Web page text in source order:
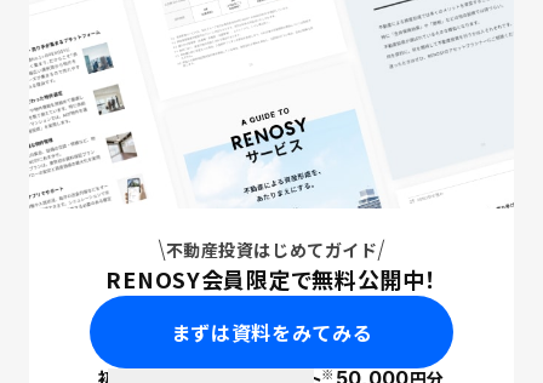
不動産投資はじめてガイド
RENOSY会員限定で無料公開中！
まずは資料をみてみる
初回面談で ポイント※50,000円分